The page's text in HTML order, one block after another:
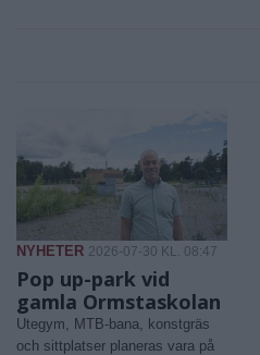
NYHETER 2026-07-30 KL. 08:47
Pop up-park vid
gamla Ormstaskolan
Utegym, MTB-bana, konstgräs
och sittplatser planeras vara på